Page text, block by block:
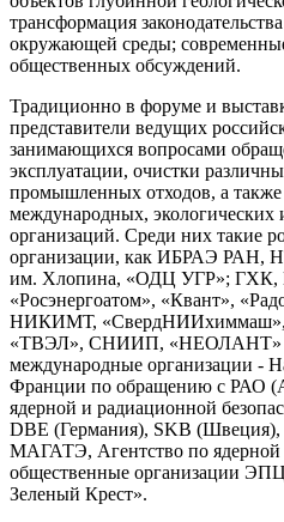
трансформация
окружающей среды;
общественных обсуждений.
Традиционно в форуме и
представители ведущих
занимающихся вопросами
эксплуатации, очистки
промышленных отходов, а также
международных, экологических
организаций. Среди них такие
организации, как ИБРАЭ РАН,
им. Хлопина, «ОДЦ УГР»; ГХК,
«Росэнергоатом», «Квант»,
НИКИМТ, «СвердНИИхиммаш»,
«ТВЭЛ», СНИИП, «НЕОЛАНТ» и
международные организации -
Франции по обращению с РАО
ядерной и радиационной
DBE (Германия), SKB
МАГАТЭ, Агентство по
общественные организации
Зеленый Крест».